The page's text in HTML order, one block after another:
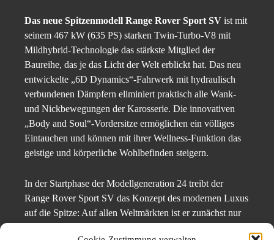
Das neue Spitzenmodell Range Rover Sport SV ist mit
seinem 467 kW (635 PS) starken Twin-Turbo-V8 mit
Mildhybrid-Technologie das stärkste Mitglied der
Baureihe, das je das Licht der Welt erblickt hat. Das neu
entwickelte „6D Dynamics“-Fahrwerk mit hydraulisch
verbundenen Dämpfern eliminiert praktisch alle Wank-
und Nickbewegungen der Karosserie. Die innovativen
„Body and Soul“-Vordersitze ermöglichen ein völliges
Eintauchen und können mit ihrer Wellness-Funktion das
geistige und körperliche Wohlbefinden steigern.
In der Startphase der Modellgeneration 24 treibt der
Range Rover Sport SV das Konzept des modernen Luxus
auf die Spitze: Auf allen Weltmärkten ist er zunächst nur